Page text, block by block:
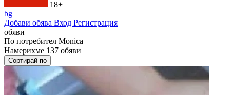
18+
bg
Добави обява Вход Регистрация
обяви
По потребител Monica
Намерихме 137 обяви
Сортирай по